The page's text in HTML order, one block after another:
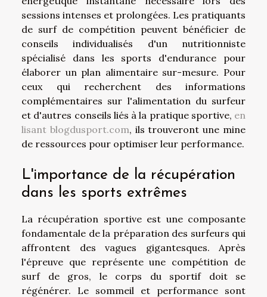
sessions intenses et prolongées. Les pratiquants
de surf de compétition peuvent bénéficier de
conseils individualisés d'un nutritionniste
spécialisé dans les sports d'endurance pour
élaborer un plan alimentaire sur-mesure. Pour
ceux qui recherchent des informations
complémentaires sur l'alimentation du surfeur
et d'autres conseils liés à la pratique sportive, en
lisant blogdusport.com, ils trouveront une mine
de ressources pour optimiser leur performance.
L'importance de la récupération
dans les sports extrêmes
La récupération sportive est une composante
fondamentale de la préparation des surfeurs qui
affrontent des vagues gigantesques. Après
l'épreuve que représente une compétition de
surf de gros, le corps du sportif doit se
régénérer. Le sommeil et performance sont